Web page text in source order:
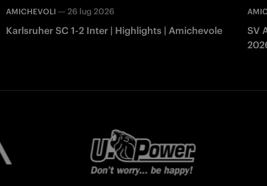
AMICHEVOLI — 26 lug 2026
Karlsruher SC 1-2 Inter | Highlights | Amichevole
SV